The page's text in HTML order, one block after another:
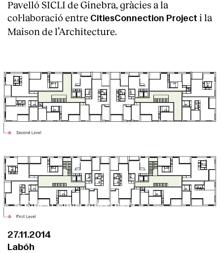
Pavelló SICLI de Ginebra, gràcies a la
col·laboració entre CitiesConnection Project i la
Maison de l’Architecture.
© Cities Connection Project
27.11.2014
Labóh